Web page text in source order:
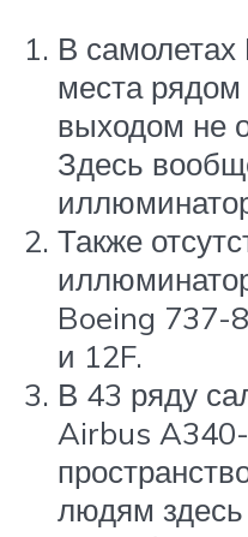
В
места
выходом не
Здесь
Также
Boeing 737-
и 12F.
В 43 ряду
Airbus
людям здесь